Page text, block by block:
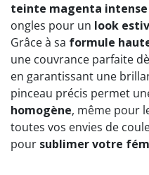
teinte magenta intense
ongles pour un look
Grâce à sa formule
une couvrance parfaite
en garantissant une
pinceau précis permet
homogène, même pour
toutes vos envies de
pour sublimer votre